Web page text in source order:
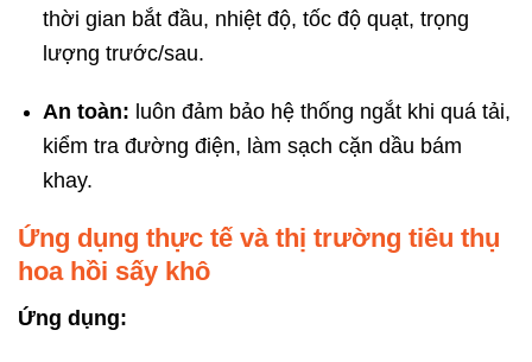
thời gian bắt đầu, nhiệt độ, tốc độ quạt, trọng
lượng trước/sau.
An toàn: luôn đảm bảo hệ thống ngắt khi quá tải,
kiểm tra đường điện, làm sạch cặn dầu bám
khay.
Ứng dụng thực tế và thị trường tiêu thụ
hoa hồi sấy khô
Ứng dụng: